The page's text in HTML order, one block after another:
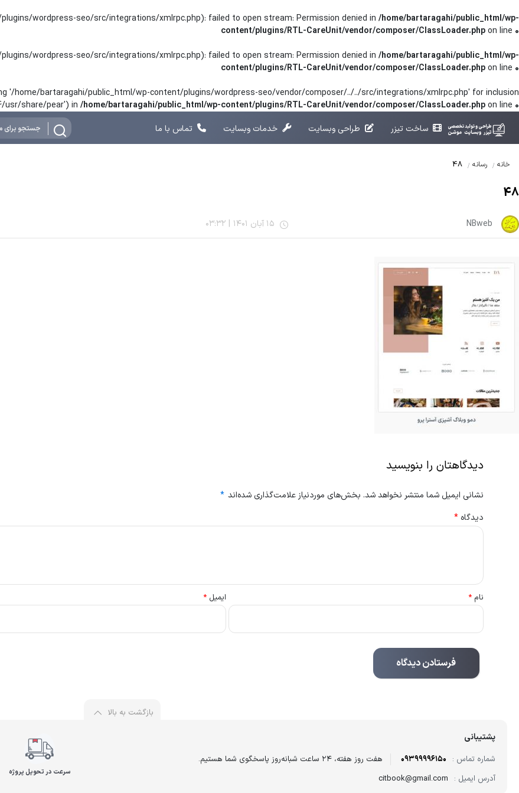
wordpress-seo/src/integrations/xmlrpc.php): failed to open stream: Permission denied in /home/bartaragahi/public_html/wp-
content/plugins/RTL-CareUnit/vendor/composer/ClassLoader.phpon line 0
wordpress-seo/src/integrations/xmlrpc.php): failed to open stream: Permission denied in /home/bartaragahi/public_html/wp-
content/plugins/RTL-CareUnit/vendor/composer/ClassLoader.phpon line 0
'/home/bartaragahi/public_html/wp-content/plugins/wordpress-seo/vendor/composer/../../src/integrations/xmlrpc.php' for inclusion
usr/share/pear') in /home/bartaragahi/public_html/wp-content/plugins/RTL-CareUnit/vendor/composer/ClassLoader.phpon line 0
ساخت تیزر
طراحی وبسایت خدمات وبسایت تماس با ما
خانه رسانه
48
NBweb 15 آبان 1401 |
03:32
دیدگاهتان را بنویسید
نشانی ایمیل شما منتشر نخواهد شد. بخش‌های موردنیاز علامت‌گذاری شده‌اند *
دیدگاه*
نام* ایمیل*
بازگشت به بالا
پشتیبانی
شماره تماس : 09399996150
هفت روز هفته، ۲۴ ساعت شبانه‌روز پاسخگوی شما هستیم.
آدرس ایمیل : citbook@gmail.com
سرعت در تحویل پروژه